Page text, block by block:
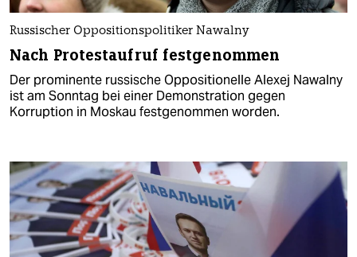
Russischer Oppositionspolitiker Nawalny
Nach Protestaufruf festgenommen
Der prominente russische Oppositionelle Alexej Nawalny
ist am Sonntag bei einer Demonstration gegen
Korruption in Moskau festgenommen worden.